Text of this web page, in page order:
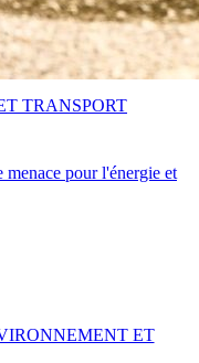
pour l'énergie et
TRANSPORT
ET